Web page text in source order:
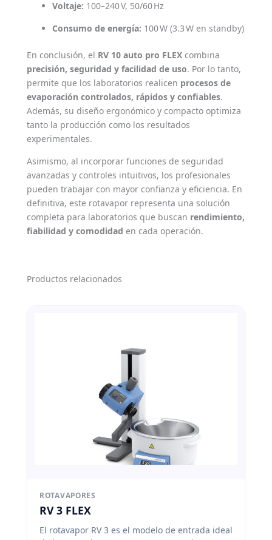
Voltaje: 100–240 V, 50/60 Hz
Consumo de energía: 100 W (3.3 W en standby)
En conclusión, el RV 10 auto pro FLEX combina
precisión, seguridad y facilidad de uso. Por lo tanto,
permite que los laboratorios realicen procesos de
evaporación controlados, rápidos y confiables.
Además, su diseño ergonómico y compacto optimiza
tanto la producción como los resultados
experimentales.
Asimismo, al incorporar funciones de seguridad
avanzadas y controles intuitivos, los profesionales
pueden trabajar con mayor confianza y eficiencia. En
definitiva, este rotavapor representa una solución
completa para laboratorios que buscan rendimiento,
fiabilidad y comodidad en cada operación.
Productos relacionados
ROTAVAPORES
RV 3 FLEX
El rotavapor RV 3 es el modelo de entrada ideal